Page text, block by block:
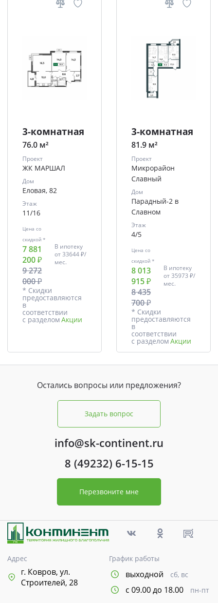
3-комнатная
76.0 м²
Проект
ЖК МАРШАЛ
Дом
Еловая, 82
Этаж
11/16
Цена со
скидкой *
7 881
200 ₽
9 272
000 ₽
В ипотеку
от33644 ₽/
мес.
* Скидки
предоставляются
в
соответствии
с разделом Акции
3-комнатная
81.9 м²
Проект
Микрорайон
Славный
Дом
Парадный-2 в
Славном
Этаж
4/5
Цена со
скидкой *
8 013
915 ₽
8 435
700 ₽
В ипотеку
от35973 ₽/
мес.
* Скидки
предоставляются
в
соответствии
с разделом Акции
Остались вопросы или предложения?
Задать вопрос
info@sk-continent.ru
8 (49232) 6-15-15
Перезвоните мне
Адрес
г. Ковров, ул.
Строителей, 28
График работы
выходной сб, вс
с 09.00 до 18.00 пн-пт